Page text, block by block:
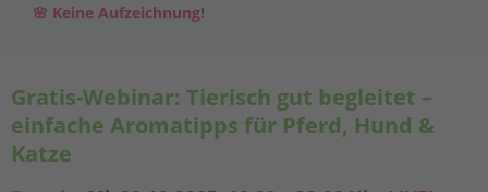
🌸 Keine Aufzeichnung!
Gratis-Webinar: Tierisch gut begleitet –
einfache Aromatipps für Pferd, Hund &
Katze